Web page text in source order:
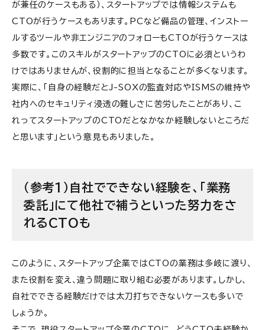
が兼任のケースもある）、スタートアップでは情報システムも
CTOが行うケースもあります。PCなど備品の管理、インストー
ルするツールや非エンジニアのフォローもCTOが行うケースは
多数です。このスキルがスタートアップのCTOに必須というわ
けではありませんが、役割的に担当となることが多くなります。
実際に、「自身の経験だとJ-SOXの監査対応やISMSの維持や
社内へのセキュリティ浸透の難しさに苦労したことがあり、こ
れってスタートアップのCTOだとなかなか経験しないところだ
と思います」という意見もありました。
（参考1）自社でできない経験を、「業務
委託」にて他社で補うといった努力をさ
れるCTOも
このように、スタートアップ企業ではCTOの業務は多岐に渡り、
また役割を変え、違う問題に取り組む必要があります。しかし、
自社でできる経験だけでは太刀打ちできないケースも多いで
しょうか。